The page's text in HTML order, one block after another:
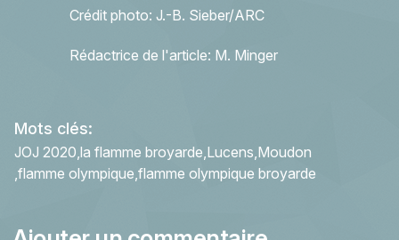
Crédit photo: J.-B. Sieber/ARC
Rédactrice de l'article: M. Minger
Mots clés:
JOJ 2020 la flamme broyarde Lucens Moudon
flamme olympique flamme olympique broyarde